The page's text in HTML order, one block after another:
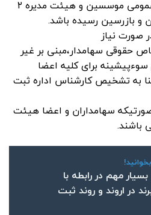
• ارائه صورت جلسه مجمع عمومی موسسین و هیئت مدیره ۲
و بازرسین رسیده باشد.
صورت نیاز
حقوقی سهامدار،مبنی بر غیر
برای کلیه اعضا
به تشخیص کارشناس اداره ثبت
صورتیکه سهامداران و اعضا هیئت
باشند.
مهم در رابطه با
در اروند و روند ثبت